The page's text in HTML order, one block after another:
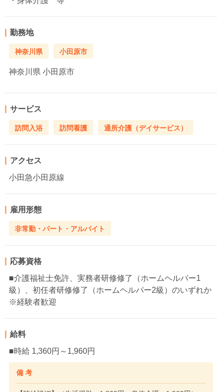
勤務地
神奈川県 小田原市
神奈川県 小田原市
サービス
訪問入浴 訪問看護 通所介護（デイサービス）
アクセス
小田急小田原線
雇用形態
非常勤・パート・アルバイト
応募資格
■介護福祉士免許、実務者研修修了（ホームヘルパー1
級）、初任者研修修了（ホームヘルパー2級）のいずれか
※経験者歓迎
給料
■時給 1,360円～1,960円
備 考